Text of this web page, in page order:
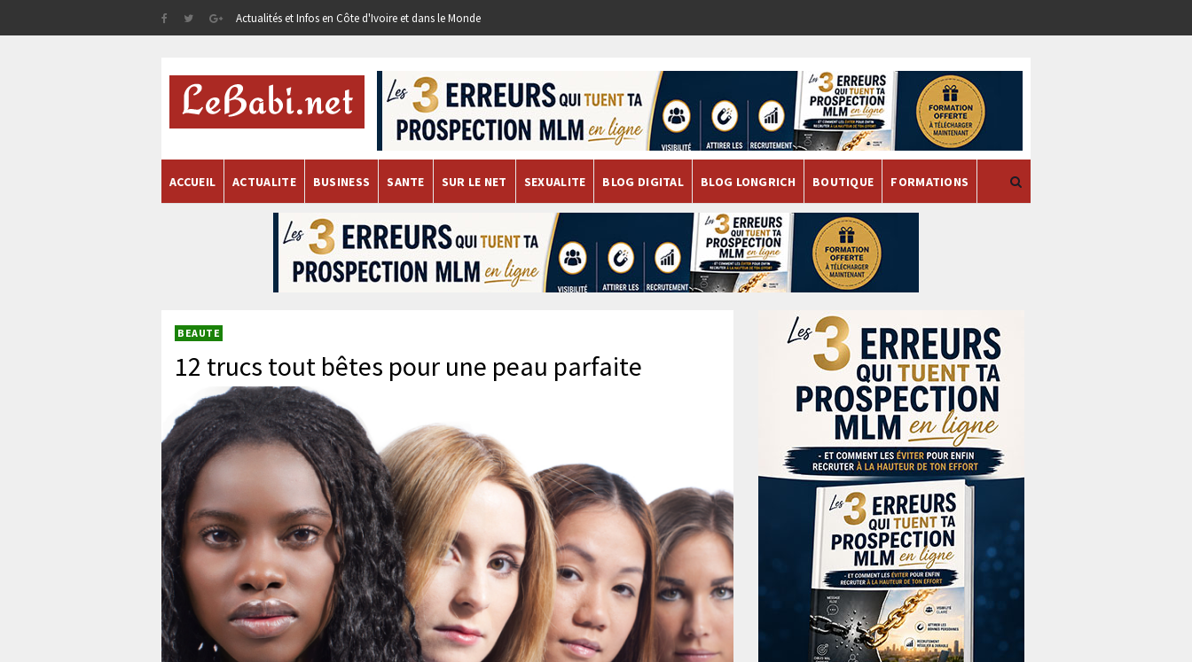
Actualités et Infos en Côte d'Ivoire et dans le Monde
ACCUEIL ACTUALITE BUSINESS SANTE SUR LE NET SEXUALITE BLOG DIGITAL BLOG LONGRICH BOUTIQUE FORMATIONS
BEAUTE
12 trucs tout bêtes pour une peau parfaite